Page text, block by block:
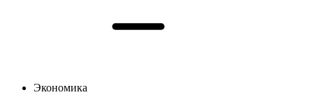
Экономика